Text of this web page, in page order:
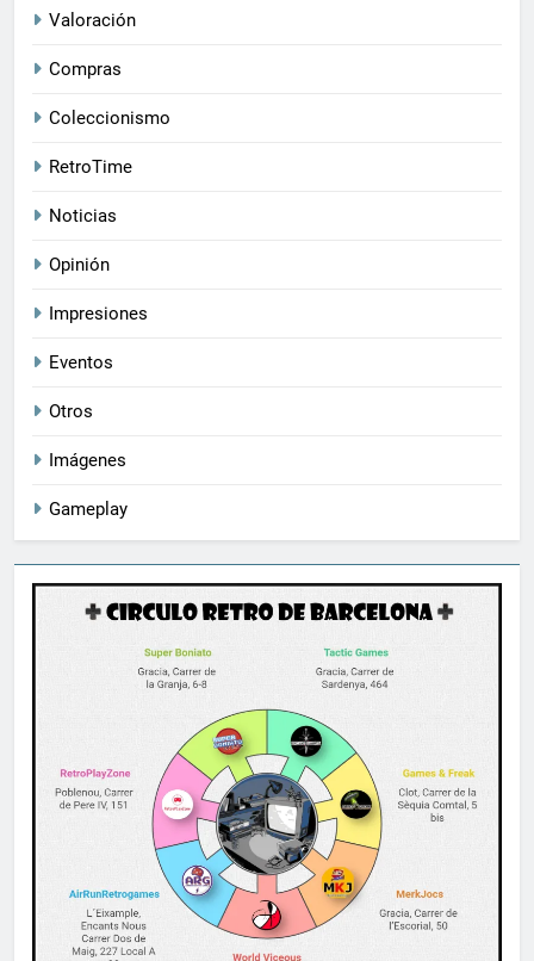
Valoración
Compras
Coleccionismo
RetroTime
Noticias
Opinión
Impresiones
Eventos
Otros
Imágenes
Gameplay